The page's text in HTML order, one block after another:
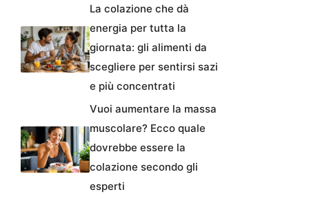
La colazione che dà
energia per tutta la
giornata: gli alimenti da
scegliere per sentirsi sazi
e più concentrati
Vuoi aumentare la massa
muscolare? Ecco quale
dovrebbe essere la
colazione secondo gli
esperti